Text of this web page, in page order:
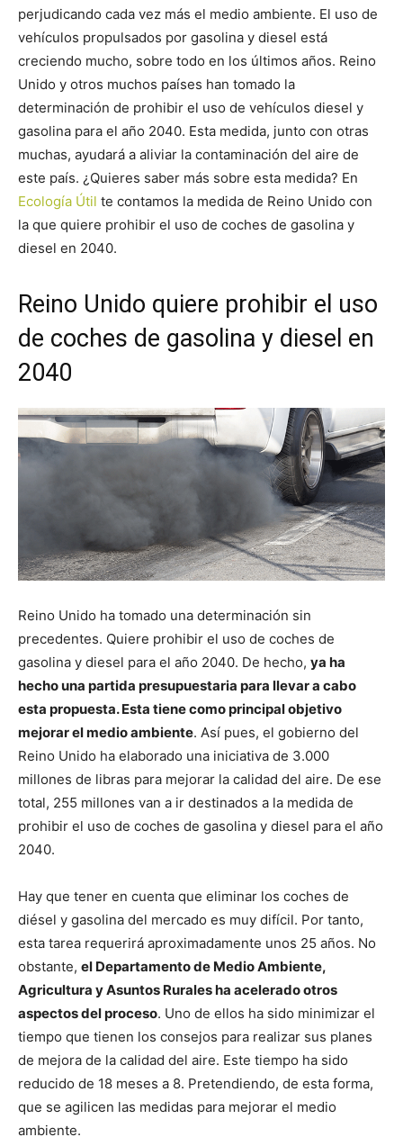
perjudicando cada vez más el medio ambiente. El uso de
vehículos propulsados por gasolina y diesel está
creciendo mucho, sobre todo en los últimos años. Reino
Unido y otros muchos países han tomado la
determinación de prohibir el uso de vehículos diesel y
gasolina para el año 2040. Esta medida, junto con otras
muchas, ayudará a aliviar la contaminación del aire de
este país. ¿Quieres saber más sobre esta medida? En
Ecología Útil te contamos la medida de Reino Unido con
la que quiere prohibir el uso de coches de gasolina y
diesel en 2040.
Reino Unido quiere prohibir el uso
de coches de gasolina y diesel en
2040
Reino Unido ha tomado una determinación sin
precedentes. Quiere prohibir el uso de coches de
gasolina y diesel para el año 2040. De hecho, ya ha
hecho una partida presupuestaria para llevar a cabo
esta propuesta. Esta tiene como principal objetivo
mejorar el medio ambiente. Así pues, el gobierno del
Reino Unido ha elaborado una iniciativa de 3.000
millones de libras para mejorar la calidad del aire. De ese
total, 255 millones van a ir destinados a la medida de
prohibir el uso de coches de gasolina y diesel para el año
2040.
Hay que tener en cuenta que eliminar los coches de
diésel y gasolina del mercado es muy difícil. Por tanto,
esta tarea requerirá aproximadamente unos 25 años. No
obstante, el Departamento de Medio Ambiente,
Agricultura y Asuntos Rurales ha acelerado otros
aspectos del proceso. Uno de ellos ha sido minimizar el
tiempo que tienen los consejos para realizar sus planes
de mejora de la calidad del aire. Este tiempo ha sido
reducido de 18 meses a 8. Pretendiendo, de esta forma,
que se agilicen las medidas para mejorar el medio
ambiente.